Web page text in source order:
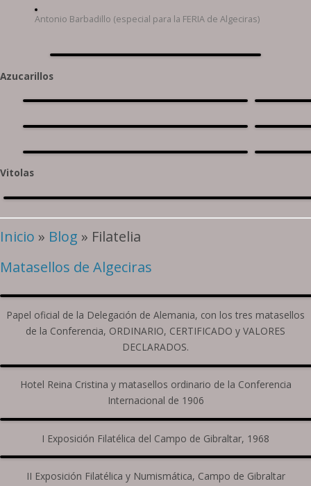
Antonio Barbadillo (especial para la FERIA de Algeciras)
Azucarillos
Vitolas
Inicio » Blog » Filatelia
Matasellos de Algeciras
Papel oficial de la Delegación de Alemania, con los tres matasellos
de la Conferencia, ORDINARIO, CERTIFICADO y VALORES
DECLARADOS.
Hotel Reina Cristina y matasellos ordinario de la Conferencia
Internacional de 1906
I Exposición Filatélica del Campo de Gibraltar, 1968
II Exposición Filatélica y Numismática, Campo de Gibraltar